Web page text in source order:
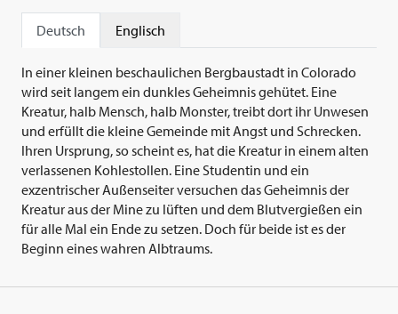
Deutsch Englisch
In einer kleinen beschaulichen Bergbaustadt in Colorado
wird seit langem ein dunkles Geheimnis gehütet. Eine
Kreatur, halb Mensch, halb Monster, treibt dort ihr Unwesen
und erfüllt die kleine Gemeinde mit Angst und Schrecken.
Ihren Ursprung, so scheint es, hat die Kreatur in einem alten
verlassenen Kohlestollen. Eine Studentin und ein
exzentrischer Außenseiter versuchen das Geheimnis der
Kreatur aus der Mine zu lüften und dem Blutvergießen ein
für alle Mal ein Ende zu setzen. Doch für beide ist es der
Beginn eines wahren Albtraums.